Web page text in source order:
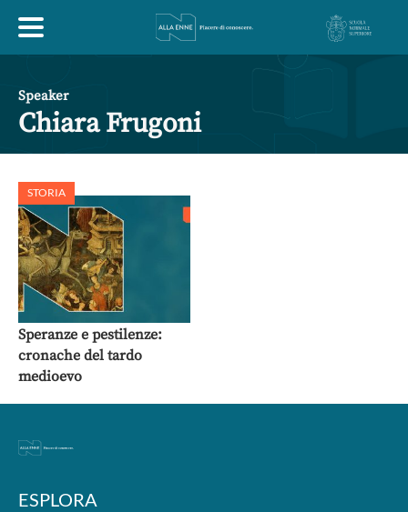
ESPLORA
ABOUT
ARTE
LETTERATURA MONDO ANTICO
POLITICA SCIENZE
Speaker
Chiara Frugoni
STORIA
Speranze e pestilenze:
cronache del tardo
medioevo
ESPLORA